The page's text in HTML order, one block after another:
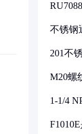
不锈钢
201不
M20螺
1-1/4